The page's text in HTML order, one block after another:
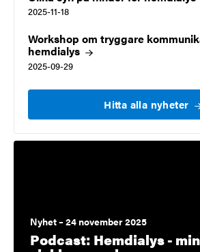
2025-11-18
Workshop om tryggare
hemdialys
2025-09-29
Hitta alla nyheter
Nyhet – 24 november 2025
Podcast: Hemdialys -